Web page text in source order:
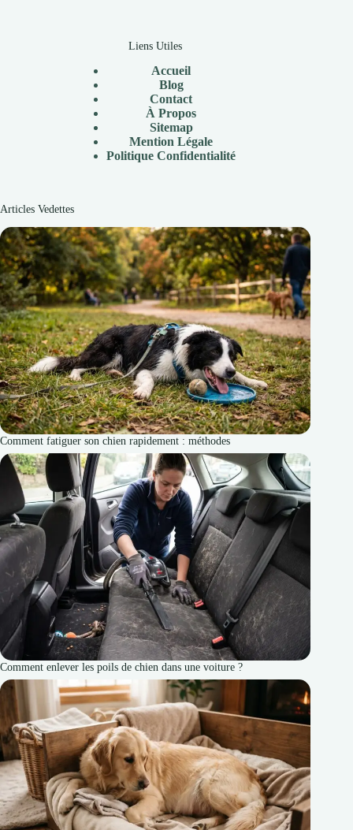
Liens Utiles
Accueil
Blog
Contact
À Propos
Sitemap
Mention Légale
Politique Confidentialité
Articles Vedettes
Comment fatiguer son chien rapidement : méthodes
Comment enlever les poils de chien dans une voiture ?